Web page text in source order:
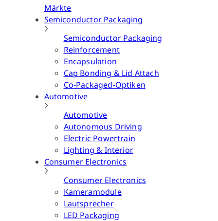
Märkte
Semiconductor Packaging
Semiconductor Packaging
Reinforcement
Encapsulation
Cap Bonding & Lid Attach
Co-Packaged-Optiken
Automotive
Automotive
Autonomous Driving
Electric Powertrain
Lighting & Interior
Consumer Electronics
Consumer Electronics
Kameramodule
Lautsprecher
LED Packaging